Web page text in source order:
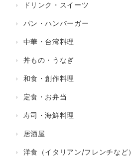
ドリンク・スイーツ
パン・ハンバーガー
中華・台湾料理
丼もの・うなぎ
和食・創作料理
定食・お弁当
寿司・海鮮料理
居酒屋
洋食（イタリアン/フレンチなど）